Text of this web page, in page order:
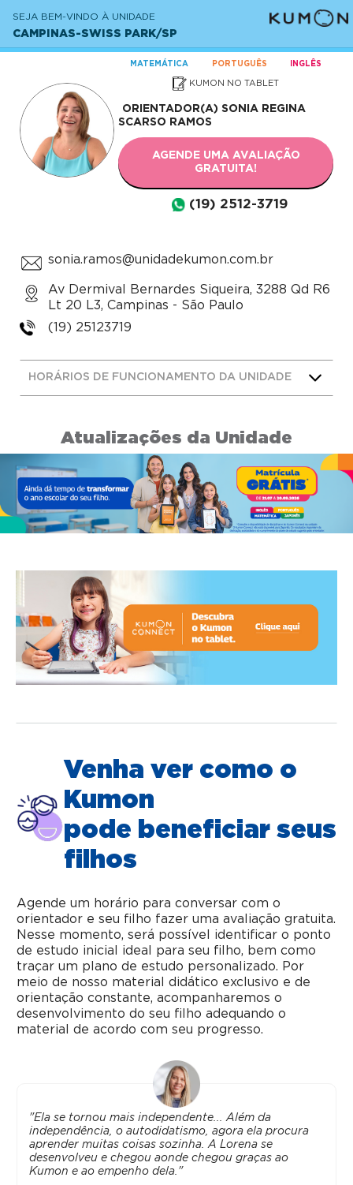
SEJA BEM-VINDO À UNIDADE
CAMPINAS-SWISS PARK/SP
MATEMÁTICA PORTUGUÊS INGLÊS
KUMON NO TABLET
ORIENTADOR(A) SONIA REGINA
SCARSO RAMOS
AGENDE UMA AVALIAÇÃO
GRATUITA!
(19) 2512-3719
sonia.ramos@unidadekumon.com.br
Av Dermival Bernardes Siqueira, 3288 Qd R6
Lt 20 L3, Campinas - São Paulo
(19) 25123719
HORÁRIOS DE FUNCIONAMENTO DA UNIDADE
Atualizações da Unidade
Venha ver como o
Kumon
pode beneficiar seus
filhos
Agende um horário para conversar com o
orientador e seu filho fazer uma avaliação gratuita.
Nesse momento, será possível identificar o ponto
de estudo inicial ideal para seu filho, bem como
traçar um plano de estudo personalizado. Por
meio de nosso material didático exclusivo e de
orientação constante, acompanharemos o
desenvolvimento do seu filho adequando o
material de acordo com seu progresso.
"Ela se tornou mais independente... Além da
independência, o autodidatismo, agora ela procura
aprender muitas coisas sozinha. A Lorena se
desenvolveu e chegou aonde chegou graças ao
Kumon e ao empenho dela."